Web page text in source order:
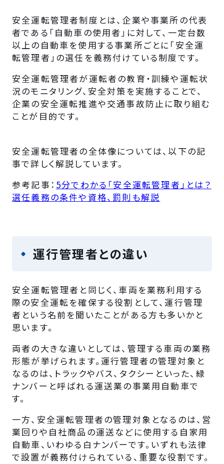
安全運転管理者制度とは、企業や事業所の代表
者である「自動車の使用者」に対して、一定台数
以上の自動車を使用する事業所ごとに「安全運
転管理者」の選任を義務付けている制度です。
安全運転管理者が運転者の教育・訓練や運転状
況のモニタリング、安全対策を実施することで、
企業の安全運転推進や交通事故防止に取り組む
ことが目的です。
安全運転管理者の全体像については、以下の記
事で詳しく解説しています。
参考記事： 5分でわかる「安全運転管理者」とは？
選任義務の条件や資格、罰則も解説
運行管理者との違い
安全運転管理者と同じく、車両を業務利用する
際の安全運転を確保する役割として、運行管理
者という名前を聞いたことがある方も多いかと
思います。
両者の大きな違いとしては、管理する車両の業務
形態が挙げられます。運行管理者の管理対象と
なるのは、トラックやバス、タクシーといった、緑
ナンバーと呼ばれる運送業の事業用自動車で
す。
一方、安全運転管理者の管理対象となるのは、営
業回りや自社商品の運送などに使用する自家用
自動車、いわゆる白ナンバーです。いずれも法律
で設置が義務付けられている、重要な役割です。